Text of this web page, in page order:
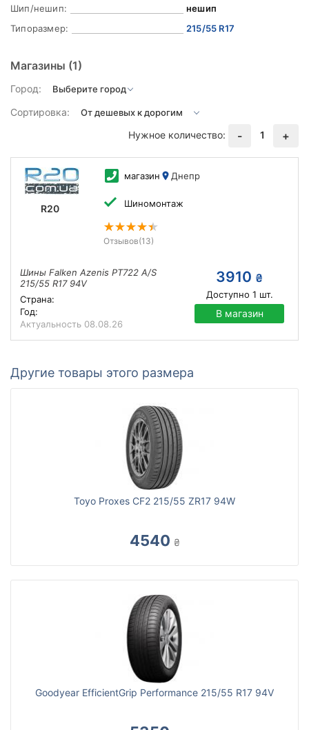
Шип/нешип:
нешип
Типоразмер:
215/55 R17
Магазины (1)
Город:
Сортировка:
Нужное количество:
- 1 +
R20
магазин Днепр
Шиномонтаж
Отзывов(13)
Шины Falken Azenis PT722 A/S
215/55 R17 94V
Страна:
Год:
Актуальность 08.08.26
3910 ₴
Доступно 1 шт.
В магазин
Другие товары этого размера
Toyo Proxes CF2 215/55 ZR17 94W
4540 ₴
Goodyear EfficientGrip Performance 215/55 R17 94V